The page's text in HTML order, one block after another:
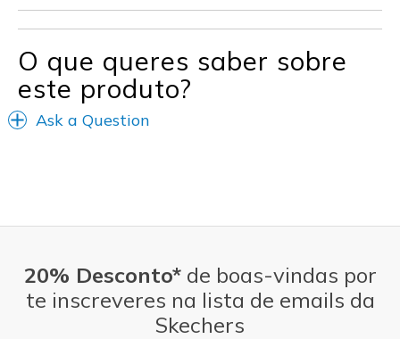
View On Shoes
Shoes are for Wearing
O que queres saber sobre
este produto?
Ask a Question
20% Desconto*de boas-vindas por
te inscreveres na lista de emails da
Skechers